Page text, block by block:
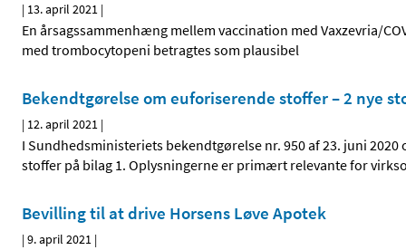
| 13. april 2021 |
En årsagssammenhæng mellem vaccination med Vaxzevria/
med trombocytopeni betragtes som plausibel
Bekendtgørelse om euforiserende stoffer – 2 nye
| 12. april 2021 |
I Sundhedsministeriets bekendtgørelse nr. 950 af 23. juni
stoffer på bilag 1. Oplysningerne er primært relevante for
Bevilling til at drive Horsens Løve Apotek
|9. april 2021 |